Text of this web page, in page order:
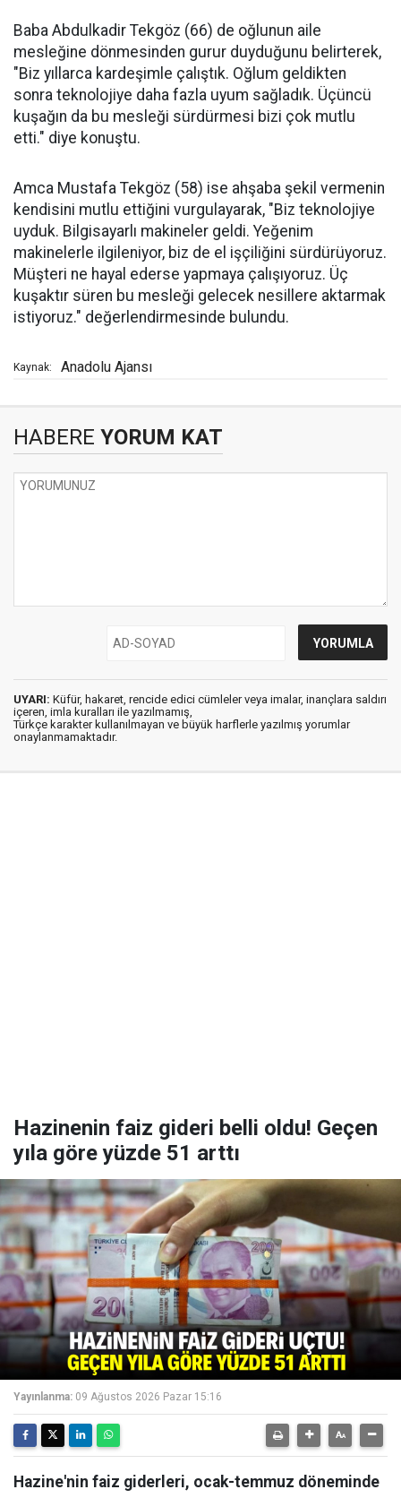
Baba Abdulkadir Tekgöz (66) de oğlunun aile
mesleğine dönmesinden gurur duyduğunu belirterek,
"Biz yıllarca kardeşimle çalıştık. Oğlum geldikten
sonra teknolojiye daha fazla uyum sağladık. Üçüncü
kuşağın da bu mesleği sürdürmesi bizi çok mutlu
etti." diye konuştu.
Amca Mustafa Tekgöz (58) ise ahşaba şekil vermenin
kendisini mutlu ettiğini vurgulayarak, "Biz teknolojiye
uyduk. Bilgisayarlı makineler geldi. Yeğenim
makinelerle ilgileniyor, biz de el işçiliğini sürdürüyoruz.
Müşteri ne hayal ederse yapmaya çalışıyoruz. Üç
kuşaktır süren bu mesleği gelecek nesillere aktarmak
istiyoruz." değerlendirmesinde bulundu.
Kaynak: Anadolu Ajansı
HABERE YORUM KAT
UYARI: Küfür, hakaret, rencide edici cümleler veya imalar, inançlara saldırı
içeren, imla kuralları ile yazılmamış,
Türkçe karakter kullanılmayan ve büyük harflerle yazılmış yorumlar
onaylanmamaktadır.
Hazinenin faiz gideri belli oldu! Geçen
yıla göre yüzde 51 arttı
Yayınlanma: 09 Ağustos 2026 Pazar 15:16
Hazine'nin faiz giderleri, ocak-temmuz döneminde